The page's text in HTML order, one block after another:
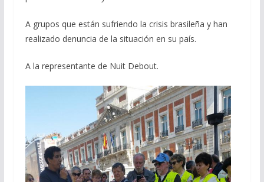
A grupos que están sufriendo la crisis brasileña y han
realizado denuncia de la situación en su país.
A la representante de Nuit Debout.